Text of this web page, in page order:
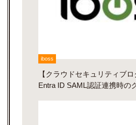
iboss
【クラウドセキュリティブ
Entra ID SAML認証連携時の